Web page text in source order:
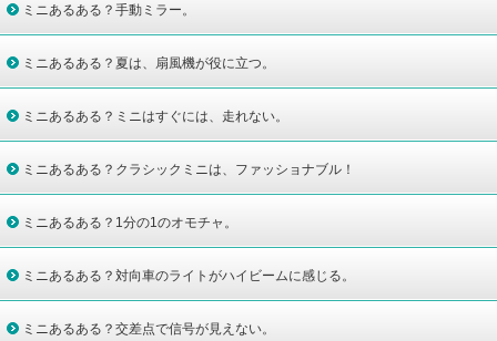
ミニあるある？手動ミラー。
ミニあるある？夏は、扇風機が役に立つ。
ミニあるある？ミニはすぐには、走れない。
ミニあるある？クラシックミニは、ファッショナブル！
ミニあるある？1分の1のオモチャ。
ミニあるある？対向車のライトがハイビームに感じる。
ミニあるある？交差点で信号が見えない。